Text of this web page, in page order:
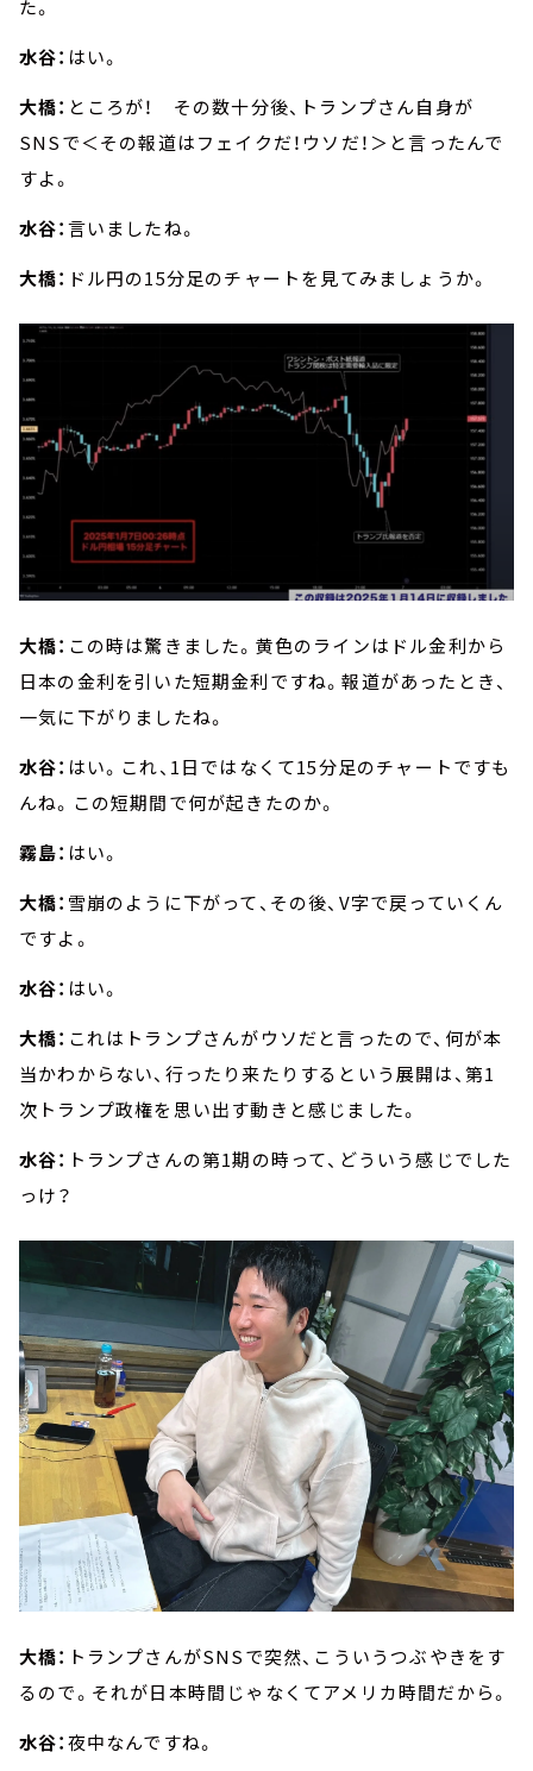
た。
水谷： はい。
大橋： ところが！ その数十分後、トランプさん自身が
SNSで＜その報道はフェイクだ！ウソだ！＞と言ったんで
すよ。
水谷：言いましたね。
大橋： ドル円の15分足のチャートを見てみましょうか。
大橋： この時は驚きました。黄色のラインはドル金利から
日本の金利を引いた短期金利ですね。報道があったとき、
一気に下がりましたね。
水谷： はい。これ、1日ではなくて15分足のチャートですも
んね。この短期間で何が起きたのか。
霧島： はい。
大橋： 雪崩のように下がって、その後、V字で戻っていくん
ですよ。
水谷： はい。
大橋： これはトランプさんがウソだと言ったので、何が本
当かわからない、行ったり来たりするという展開は、第1
次トランプ政権を思い出す動きと感じました。
水谷： トランプさんの第1期の時って、どういう感じでした
っけ？
大橋： トランプさんがSNSで突然、こういうつぶやきをす
るので。それが日本時間じゃなくてアメリカ時間だから。
水谷：夜中なんですね。